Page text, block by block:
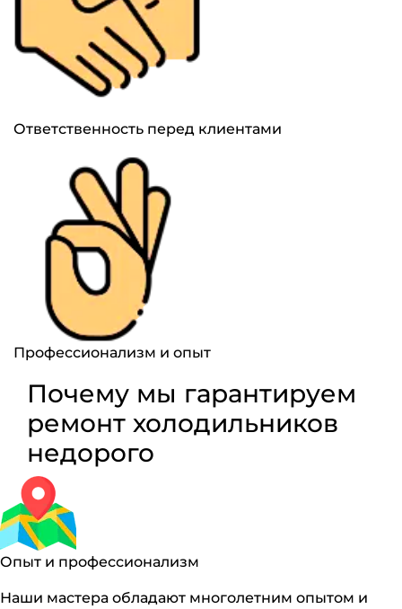
Ответственность перед клиентами
Профессионализм и опыт
Почему мы гарантируем
ремонт холодильников
недорого
Опыт и профессионализм
Наши мастера обладают многолетним опытом и